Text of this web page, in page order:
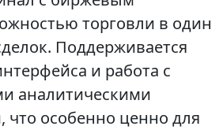
торговли в один
Поддерживается
и работа с
аналитическими
что особенно ценно для